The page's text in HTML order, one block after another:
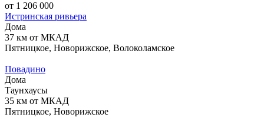
от 1 206 000
Истринская ривьера
Дома
37 км от МКАД
Пятницкое, Новорижское, Волоколамское
Повадино
Дома
Таунхаусы
35 км от МКАД
Пятницкое, Новорижское